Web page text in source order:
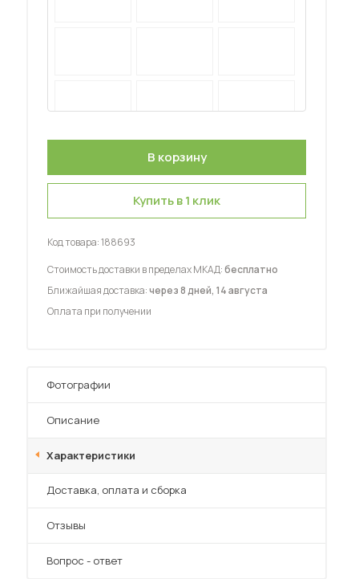
Купить в 1 клик
Код товара:188693
Стоимость доставки в пределах МКАД:бесплатно
Ближайшая доставка:через 8 дней, 14 августа
Оплата при получении
Фотографии
Описание
Характеристики
Преимущества
Доставка, оплата и сборка
Отзывы
Вопрос - ответ